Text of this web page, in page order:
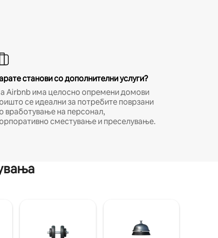
станови со дополнителни услуги?
Airbnb има целосно опремени домови
се идеални за потребите поврзани
вработување на персонал,
сместување и преселување.